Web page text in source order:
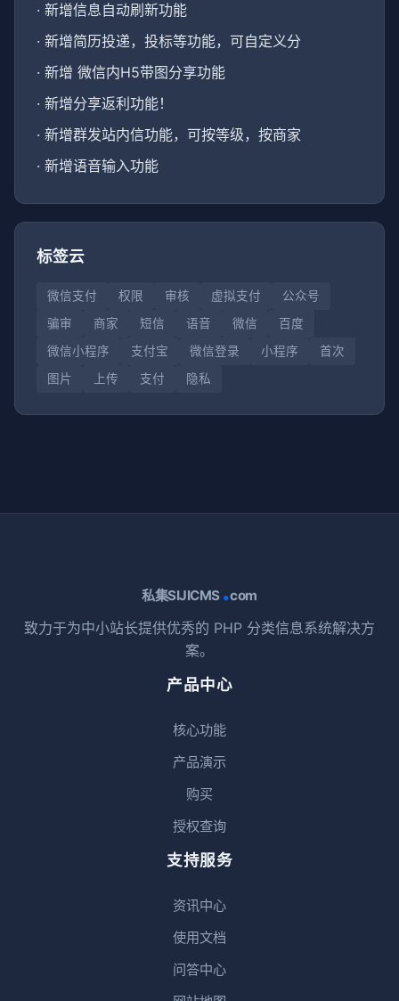
· 新增信息自动刷新功能
· 新增简历投递，投标等功能，可自定义分
· 新增 微信内H5带图分享功能
· 新增分享返利功能！
· 新增群发站内信功能，可按等级，按商家
· 新增语音输入功能
标签云
微信支付 权限 审核 虚拟支付
公众号
骗审
商家 短信 语音 微信
百度
微信小程序
支付宝 微信登录 小程序
首次
图片
上传 支付 隐私
私集SIJICMS .com
致力于为中小站长提供优秀的 PHP 分类信息系统解决方
案。
产品中心
核心功能
产品演示
购买
授权查询
支持服务
资讯中心
使用文档
问答中心